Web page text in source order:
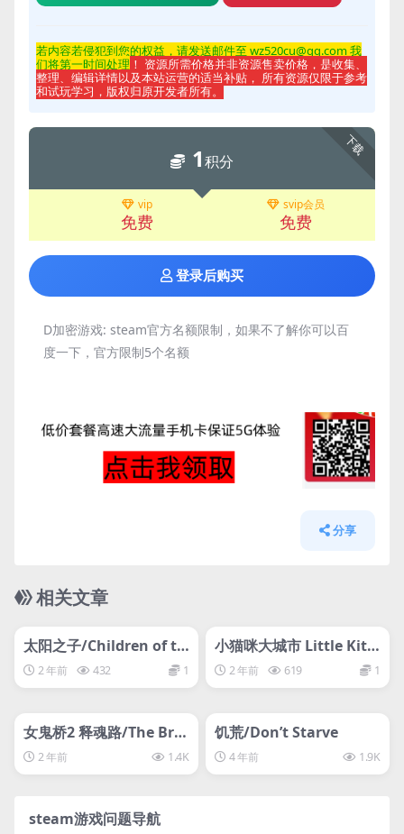
若内容若侵犯到您的权益，请发送邮件至 wz520cu@qq.com 我
们将第一时间处理 ！ 资源所需价格并非资源售卖价格，是收集、
整理、编辑详情以及本站运营的适当补贴， 所有资源仅限于参考
和试玩学习，版权归原开发者所有。
下载
1积分
vip
免费
svip会员
免费
登录后购买
D加密游戏: steam官方名额限制，如果不了解你可以百
度一下，官方限制5个名额
分享
相关文章
svip专属
太阳之子/Children of th
e Sun
2 年前 432 1
svip专属
小猫咪大城市 Little Kitt
y, Big City
2 年前 619 1
svip专属
女鬼桥2 释魂路/The Brid
ge Curse 2: The Extrica
tion女鬼桥二（
2 年前 1.4K
饥荒/Don’t Starve
4 年前 1.9K
steam游戏问题导航